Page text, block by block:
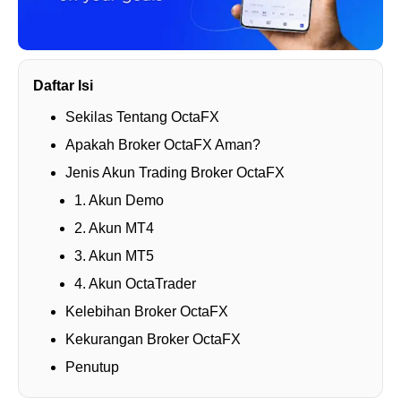
Daftar Isi
Sekilas Tentang OctaFX
Apakah Broker OctaFX Aman?
Jenis Akun Trading Broker OctaFX
1. Akun Demo
2. Akun MT4
3. Akun MT5
4. Akun OctaTrader
Kelebihan Broker OctaFX
Kekurangan Broker OctaFX
Penutup